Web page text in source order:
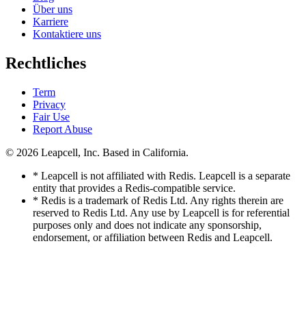
Über uns
Karriere
Kontaktiere uns
Rechtliches
Term
Privacy
Fair Use
Report Abuse
© 2026 Leapcell, Inc. Based in California.
* Leapcell is not affiliated with Redis. Leapcell is a separate
entity that provides a Redis-compatible service.
* Redis is a trademark of Redis Ltd. Any rights therein are
reserved to Redis Ltd. Any use by Leapcell is for referential
purposes only and does not indicate any sponsorship,
endorsement, or affiliation between Redis and Leapcell.